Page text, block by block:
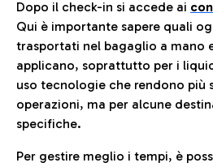
Dopo il check-in si accede ai
Qui è importante sapere quali
trasportati nel bagaglio a mano
applicano, soprattutto per i
uso tecnologie che rendono più
operazioni, ma per alcune
specifiche.
Per gestire meglio i tempi, è